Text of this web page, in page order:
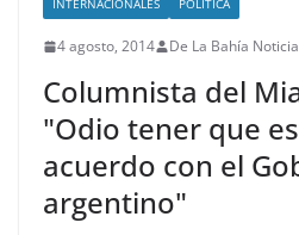
INTERNACIONALES POLITICA
4 agosto, 2014 De La Bahía
Columnista del
"Odio tener que
acuerdo con el
argentino"